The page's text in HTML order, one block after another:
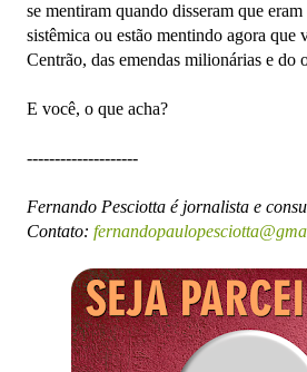
se mentiram quando disseram que
sistêmica ou estão mentindo agora que
Centrão, das emendas milionárias e do
E você, o que acha?
--------------------
Fernando Pesciotta é jornalista e
Contato: